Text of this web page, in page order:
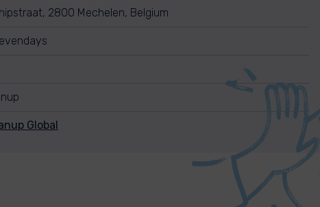
2800 Mechelen, Belgium
Global